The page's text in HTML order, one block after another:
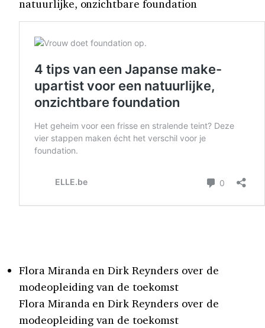
natuurlijke, onzichtbare foundation
Flora Miranda en Dirk Reynders over de
modeopleiding van de toekomst
Flora Miranda en Dirk Reynders over de
modeopleiding van de toekomst